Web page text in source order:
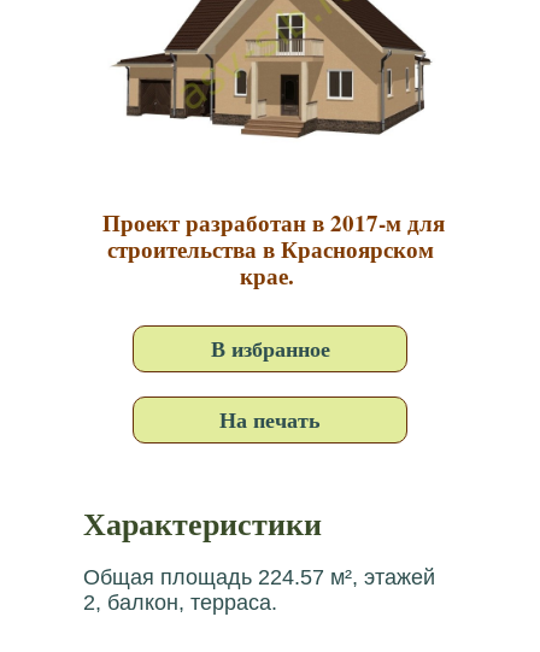
Проект разработан в 2017-м для
строительства в Красноярском
крае.
В избранное
На печать
Характеристики
Общая площадь 224.57 м², этажей
2, балкон, терраса.